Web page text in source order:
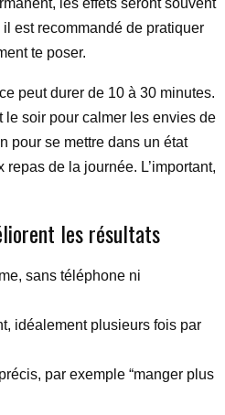
les effets seront souvent
est recommandé de pratiquer
te poser.
peut durer de 10 à 30 minutes.
le soir pour calmer les envies de
pour se mettre dans un état
repas de la journée. L’important,
les résultats
sans téléphone ni
idéalement plusieurs fois par
par exemple “manger plus